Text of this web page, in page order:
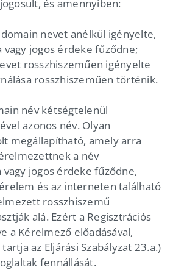
és amennyiben:
nevet anélkül igényelte,
vagy jogos érdeke fűződne;
rosszhiszeműen igényelte
rosszhiszeműen történik.
név kétségtelenül
azonos név. Olyan
megállapítható, amely arra
a név
vagy jogos érdeke fűződne,
és az interneten található
rosszhiszemű
alá. Ezért a Regisztrációs
a Kérelmező előadásával,
az Eljárási Szabályzat 23.a.)
fennállását.